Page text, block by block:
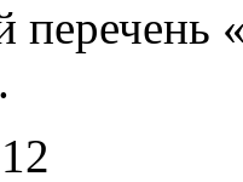
перечень